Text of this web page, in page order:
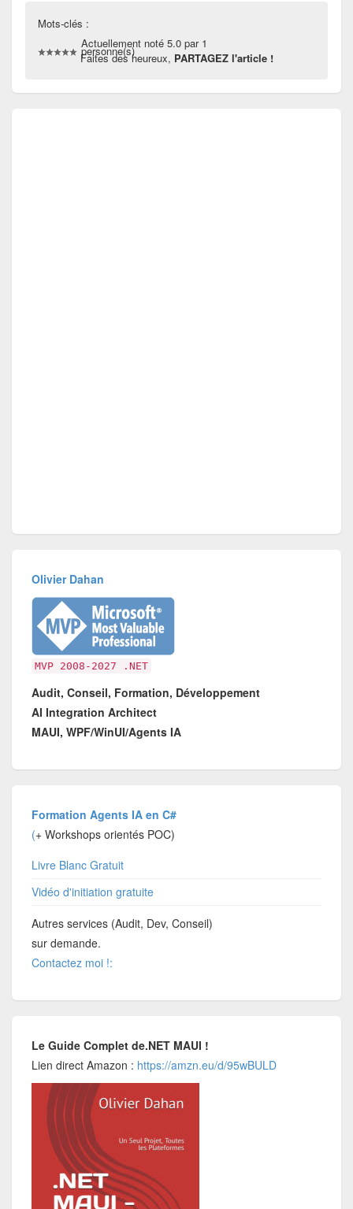
Mots-clés :
Actuellement noté 5.0 par 1
personne(s)
Faites des heureux, PARTAGEZ l'article !
Olivier Dahan
MVP 2008-2027 .NET
Audit, Conseil, Formation, Développement
AI Integration Architect
MAUI, WPF/WinUI/Agents IA
Formation Agents IA en C#
(+ Workshops orientés POC)
Livre Blanc Gratuit
Vidéo d'initiation gratuite
Autres services (Audit, Dev, Conseil)
sur demande.
Contactez moi !:
Le Guide Complet de.NET MAUI !
Lien direct Amazon : https://amzn.eu/d/95wBULD